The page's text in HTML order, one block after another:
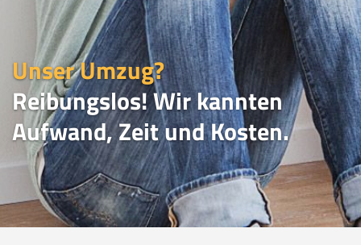
Unser Umzug?
Reibungslos! Wir kannten
Aufwand, Zeit und Kosten.